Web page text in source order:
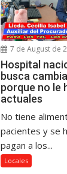
7 de August de
Hospital
busca
porque no le
actuales
No tiene
pacientes y se
pagan a los...
Locales